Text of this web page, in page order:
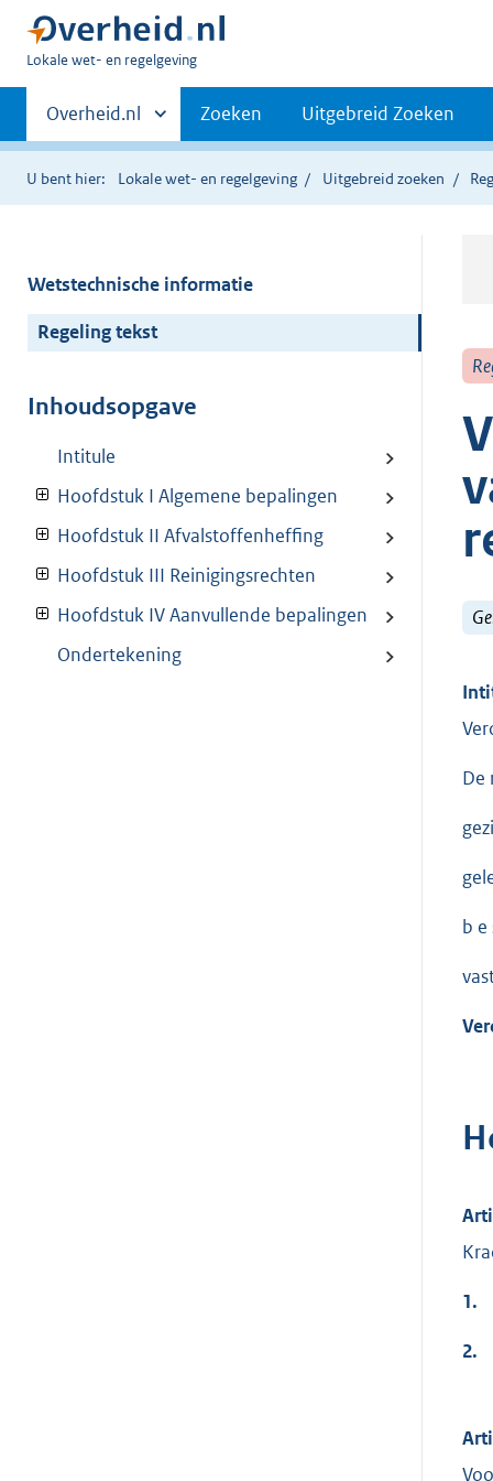
U
hier:
Lokale wet- en regelgeving
Primaire
navigatie
Andere
sites
binnen
Overheid.nl Zoeken Uitgebreid Zoeken
U bent hier: Lokale wet- en regelgeving Uitgebreid zoeken
Wetstechnische informatie
Regeling tekst
Inhoudsopgave
Intitule
Hoofdstuk I Algemene bepalingen
Hoofdstuk II Afvalstoffenheffing
Hoofdstuk III Reinigingsrechten
Hoofdstuk IV Aanvullende bepalingen
Ondertekening
De
b e
1.
2.